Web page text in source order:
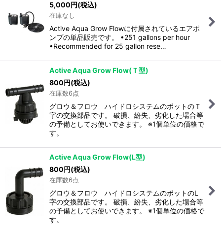
5,000円(税込)
在庫なし
Active Aqua Grow Flowに付属されているエアポ
ンプの単品販売です。 •251 gallons per hour
•Recommended for 25 gallon rese…
Active Aqua Grow Flow(Ｔ型)
800円(税込)
在庫数6点
グロウ＆フロウ ハイドロシステムのポットのＴ
字の交換部品です。 破損、紛失、劣化した場合等
の予備としてお使いできます。 ※1個単位の価格で
す。
Active Aqua Grow Flow(L型)
800円(税込)
在庫数6点
グロウ＆フロウ ハイドロシステムのポットのL
字の交換部品です。 破損、紛失、劣化した場合等
の予備としてお使いできます。 ※1個単位の価格で
す。